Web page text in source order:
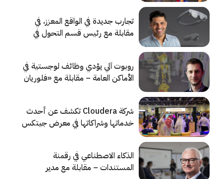
تجارب جديدة في الواقع المعزز، في
مقابلة مع رئيس قسم التحول في
روبوت آلي يؤدي وظائف لوجستية في
الأماكن العامة – مقابلة مع «فلوريان
شركة Cloudera تكشف عن أحدث
خدماتها وشراكاتها في معرض جيتكس
الذكاء الاصطناعي في رقمنة
المستندات – مقابلة مع مدير